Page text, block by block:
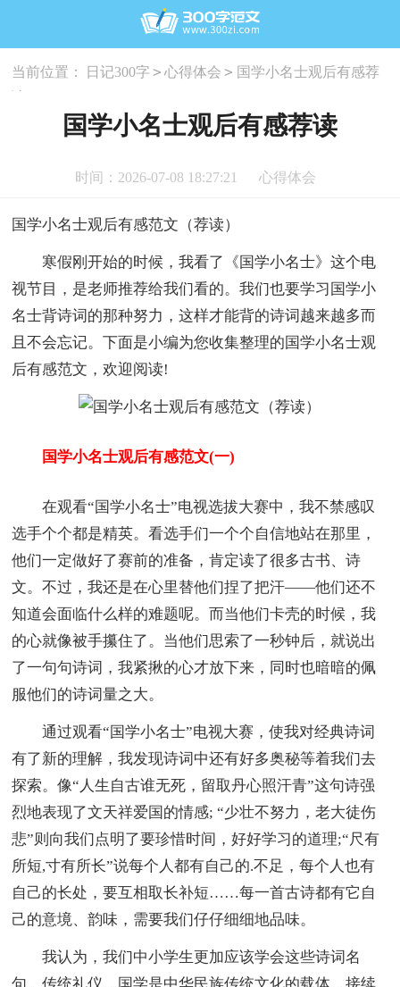
当前位置： 日记300字 > 心得体会 > 国学小名士观后有感荐
国学小名士观后有感荐读
时间：2026-07-08 18:27:21 心得体会
国学小名士观后有感范文（荐读）
寒假刚开始的时候，我看了《国学小名士》这个电
视节目，是老师推荐给我们看的。我们也要学习国学小
名士背诗词的那种努力，这样才能背的诗词越来越多而
且不会忘记。下面是小编为您收集整理的国学小名士观
后有感范文，欢迎阅读!
国学小名士观后有感范文(一)
在观看“国学小名士”电视选拔大赛中，我不禁感叹
选手个个都是精英。看选手们一个个自信地站在那里，
他们一定做好了赛前的准备，肯定读了很多古书、诗
文。不过，我还是在心里替他们捏了把汗——他们还不
知道会面临什么样的难题呢。而当他们卡壳的时候，我
的心就像被手攥住了。当他们思索了一秒钟后，就说出
了一句句诗词，我紧揪的心才放下来，同时也暗暗的佩
服他们的诗词量之大。
通过观看“国学小名士”电视大赛，使我对经典诗词
有了新的理解，我发现诗词中还有好多奥秘等着我们去
探索。像“人生自古谁无死，留取丹心照汗青”这句诗强
烈地表现了文天祥爱国的情感; “少壮不努力，老大徒伤
悲”则向我们点明了要珍惜时间，好好学习的道理;“尺有
所短,寸有所长”说每个人都有自己的.不足，每个人也有
自己的长处，要互相取长补短……每一首古诗都有它自
己的意境、韵味，需要我们仔仔细细地品味。
我认为，我们中小学生更加应该学会这些诗词名